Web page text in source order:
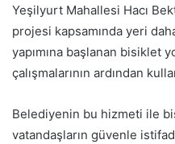
Yeşilyurt Mahallesi Hacı
projesi kapsamında yeri
yapımına başlanan bisiklet
çalışmalarının ardından
Belediyenin bu hizmeti ile
vatandaşların güvenle